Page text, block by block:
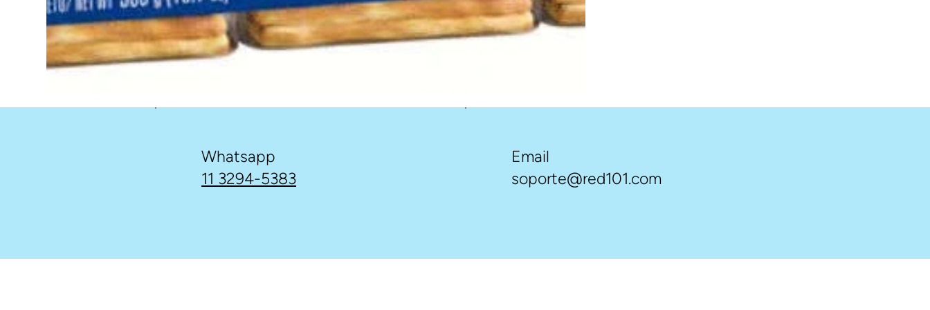
Whatsapp
11 3294-5383
Email
soporte@red101.com